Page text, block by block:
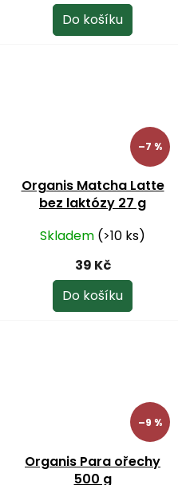
Do košíku
–7 %
Organis Matcha Latte
bez laktózy 27 g
Skladem (>10 ks)
39 Kč
Do košíku
–9 %
Organis Para ořechy
500 g